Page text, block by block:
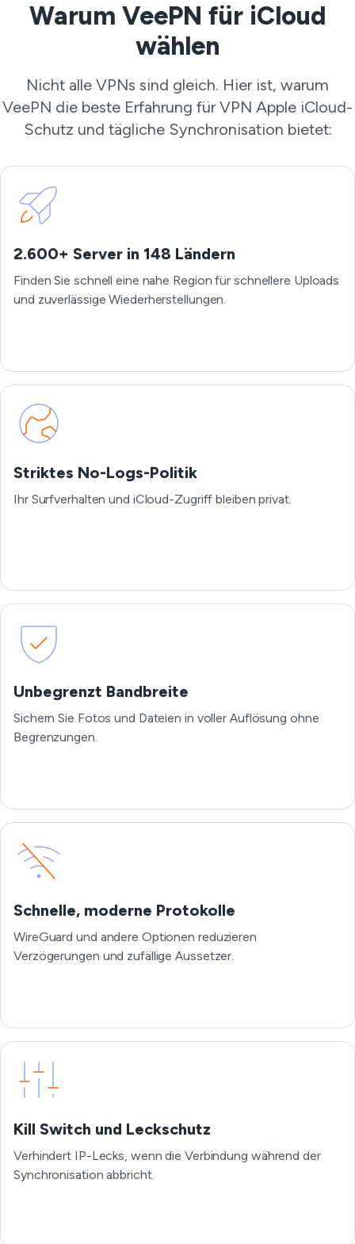
Warum VeePN für iCloud
wählen
Nicht alle VPNs sind gleich. Hier ist, warum
VeePN die beste Erfahrung für VPN Apple iCloud-
Schutz und tägliche Synchronisation bietet:
2.600+ Server in 148 Ländern
Finden Sie schnell eine nahe Region für schnellere Uploads
und zuverlässige Wiederherstellungen.
Striktes No-Logs-Politik
Ihr Surfverhalten und iCloud-Zugriff bleiben privat.
Unbegrenzt Bandbreite
Sichern Sie Fotos und Dateien in voller Auflösung ohne
Begrenzungen.
Schnelle, moderne Protokolle
WireGuard und andere Optionen reduzieren
Verzögerungen und zufällige Aussetzer.
Kill Switch und Leckschutz
Verhindert IP-Lecks, wenn die Verbindung während der
Synchronisation abbricht.